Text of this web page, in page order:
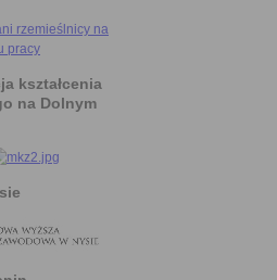
rzemieślnicy na
pracy
kształcenia
na Dolnym